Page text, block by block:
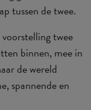
tussen de twee.
twee
binnen, mee in
de wereld
spannende en